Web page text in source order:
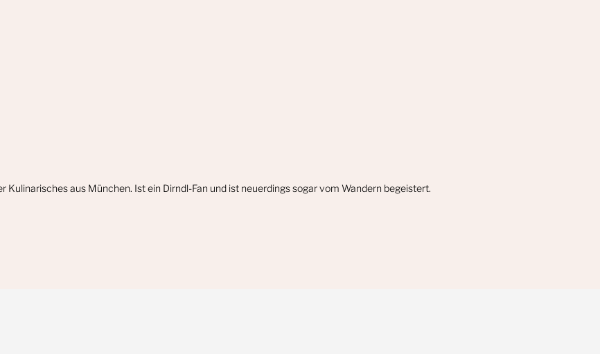
Kulinarisches aus München. Ist ein Dirndl-Fan und ist neuerdings sogar vom Wandern begeistert.